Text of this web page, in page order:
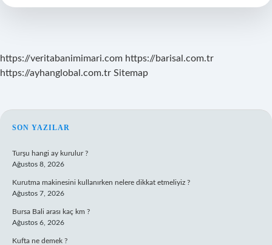
Konular
https://veritabanimimari.com https://barisal.com.tr
https://ayhanglobal.com.tr Sitemap
SIDEBAR
SON YAZILAR
Turşu hangi ay kurulur ?
Ağustos 8, 2026
Kurutma makinesini kullanırken nelere dikkat etmeliyiz ?
Ağustos 7, 2026
Bursa Bali arası kaç km ?
Ağustos 6, 2026
Kufta ne demek ?